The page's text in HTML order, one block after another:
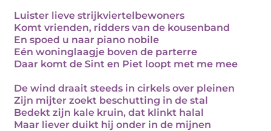
Luister lieve strijkviertelbewoners
Komt vrienden, ridders van de kousenband
En spoed u naar piano nobile
Eén woninglaagje boven de parterre
Daar komt de Sint en Piet loopt met me mee
De wind draait steeds in cirkels over pleinen
Zijn mijter zoekt beschutting in de stal
Bedekt zijn kale kruin, dat klinkt halal
Maar liever duikt hij onder in de mijnen